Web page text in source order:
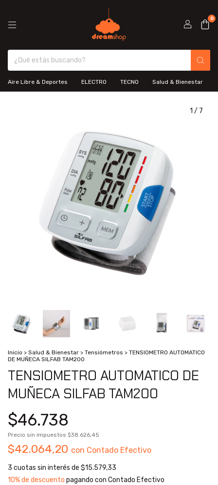
0
Aire Libre & Deportes ELECTRO TECNO Salud & Bienestar
1 / 7
Inicio > Salud & Bienestar > Tensiómetros > TENSIOMETRO AUTOMATICO
DE MUÑECA SILFAB TAM200
TENSIOMETRO AUTOMATICO DE
MUÑECA SILFAB TAM200
$46.738
Precio sin impuestos $38.626,45
$42.064,20 con Contado Efectivo
3 cuotas sin interés de $15.579,33
10% de descuento pagando con Contado Efectivo